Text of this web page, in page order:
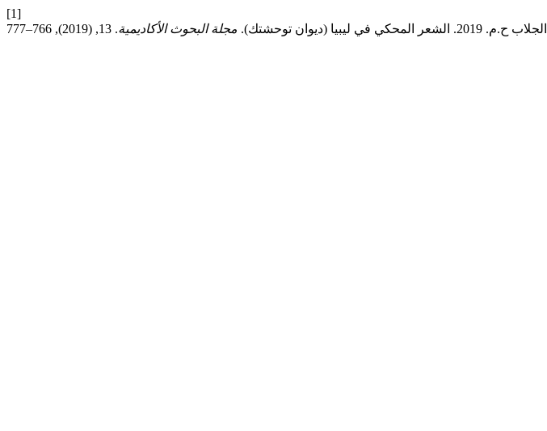
[1]
الجلاب ح.م. 2019. الشعر المحكي في ليبيا (ديوان توحشتك).
مجلة البحوث الأكاديمية